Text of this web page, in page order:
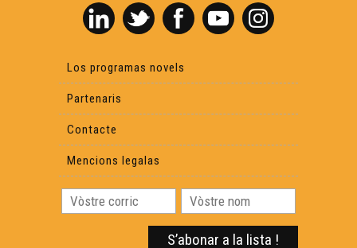
Los programas novels
Partenaris
Contacte
Mencions legalas